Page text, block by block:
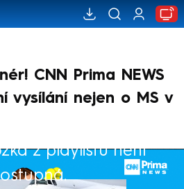
CNN Prima NEWS
vysílání nejen o MS v
z playlistu není